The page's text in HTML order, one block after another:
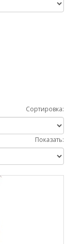
Сортировка:
Показать: